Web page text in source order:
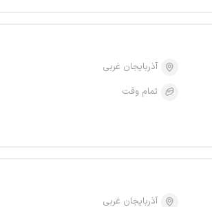
آذربایجان غربی
تمام وقت
آذربایجان غربی